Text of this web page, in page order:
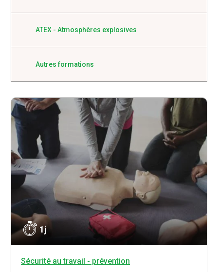
ATEX - Atmosphères explosives
Autres formations
1j
Sécurité au travail - prévention